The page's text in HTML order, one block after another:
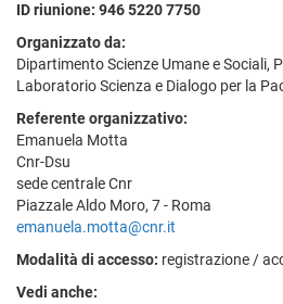
ID riunione: 946 5220 7750
Organizzato da:
Dipartimento Scienze Umane e Sociali,
Laboratorio Scienza e Dialogo per la
Referente organizzativo:
Emanuela Motta
Cnr-Dsu
sede centrale Cnr
Piazzale Aldo Moro, 7 - Roma
emanuela.motta@cnr.it
Modalità di accesso: registrazione /
Vedi anche: